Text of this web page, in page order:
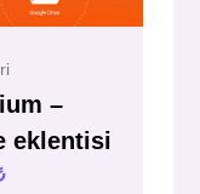
–
eklentisi